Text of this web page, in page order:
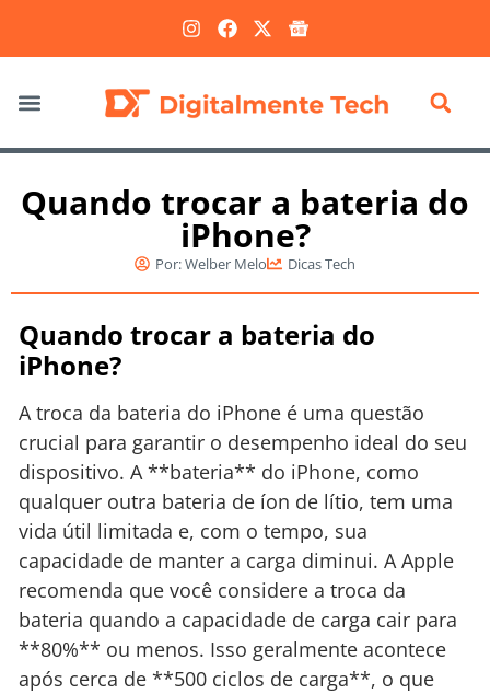
Quando trocar a bateria do
iPhone?
Por:Welber Melo Dicas Tech
Quando trocar a bateria do
iPhone?
A troca da bateria do iPhone é uma questão
crucial para garantir o desempenho ideal do seu
dispositivo. A **bateria** do iPhone, como
qualquer outra bateria de íon de lítio, tem uma
vida útil limitada e, com o tempo, sua
capacidade de manter a carga diminui. A Apple
recomenda que você considere a troca da
bateria quando a capacidade de carga cair para
**80%** ou menos. Isso geralmente acontece
após cerca de **500 ciclos de carga**, o que